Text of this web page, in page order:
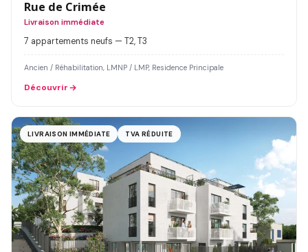
Rue de Crimée
Livraison immédiate
7 appartements neufs — T2, T3
Ancien / Réhabilitation, LMNP / LMP, Residence Principale
Découvrir
LIVRAISON IMMÉDIATE TVA RÉDUITE